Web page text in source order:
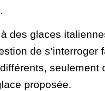
des glaces
de s’interroger
, seulement
proposée.